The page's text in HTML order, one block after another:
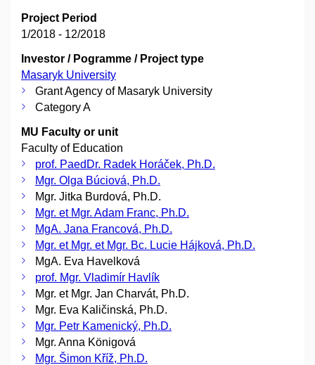
Project Period
1/2018 - 12/2018
Investor / Pogramme / Project type
Masaryk University
Grant Agency of Masaryk University
Category A
MU Faculty or unit
Faculty of Education
prof. PaedDr. Radek Horáček, Ph.D.
Mgr. Olga Búciová, Ph.D.
Mgr. Jitka Burdová, Ph.D.
Mgr. et Mgr. Adam Franc, Ph.D.
MgA. Jana Francová, Ph.D.
Mgr. et Mgr. et Mgr. Bc. Lucie Hájková, Ph.D.
MgA. Eva Havelková
prof. Mgr. Vladimír Havlík
Mgr. et Mgr. Jan Charvát, Ph.D.
Mgr. Eva Kaličinská, Ph.D.
Mgr. Petr Kamenický, Ph.D.
Mgr. Anna Königová
Mgr. Šimon Kříž, Ph.D.